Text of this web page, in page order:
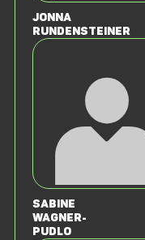
Jonna
Rundensteiner
Sabine
Wagner-
Pudlo